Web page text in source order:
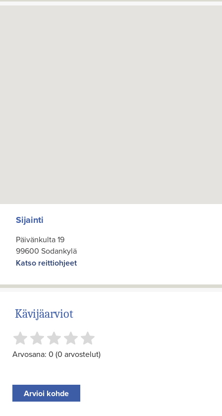
Sijainti
Päivänkulta 19
99600 Sodankylä
Katso reittiohjeet
Kävijäarviot
Arvosana: 0 (0 arvostelut)
Arvioi kohde